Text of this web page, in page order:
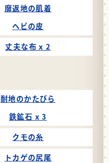
魔返地の肌着
ヘビの皮
丈夫な布 x 2
耐地のかたびら
鉄鉱石 x 3
クモの糸
トカゲの尻尾